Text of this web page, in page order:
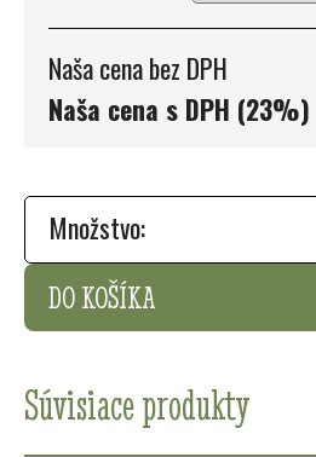
Naša cena bez DPH
Naša cena s DPH (23%)
Množstvo:
DO KOŠÍKA
Súvisiace produkty